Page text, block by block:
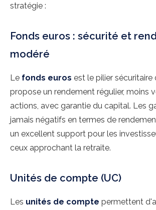
stratégie :
Fonds euros : sécurité et
modéré
Le fonds euros est le pilier sécuritaire
propose un rendement régulier, moins
actions, avec garantie du capital. Les
jamais négatifs en termes de
un excellent support pour les
ceux approchant la retraite.
Unités de compte (UC)
Les unités de compte permettent